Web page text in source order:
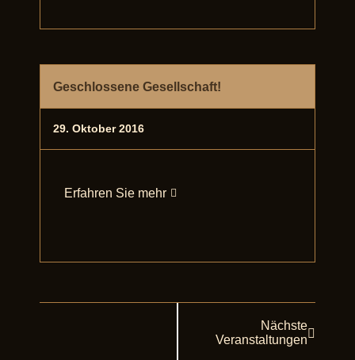
Geschlossene Gesellschaft!
29. Oktober 2016
Erfahren Sie mehr
Nächste
Veranstaltungen